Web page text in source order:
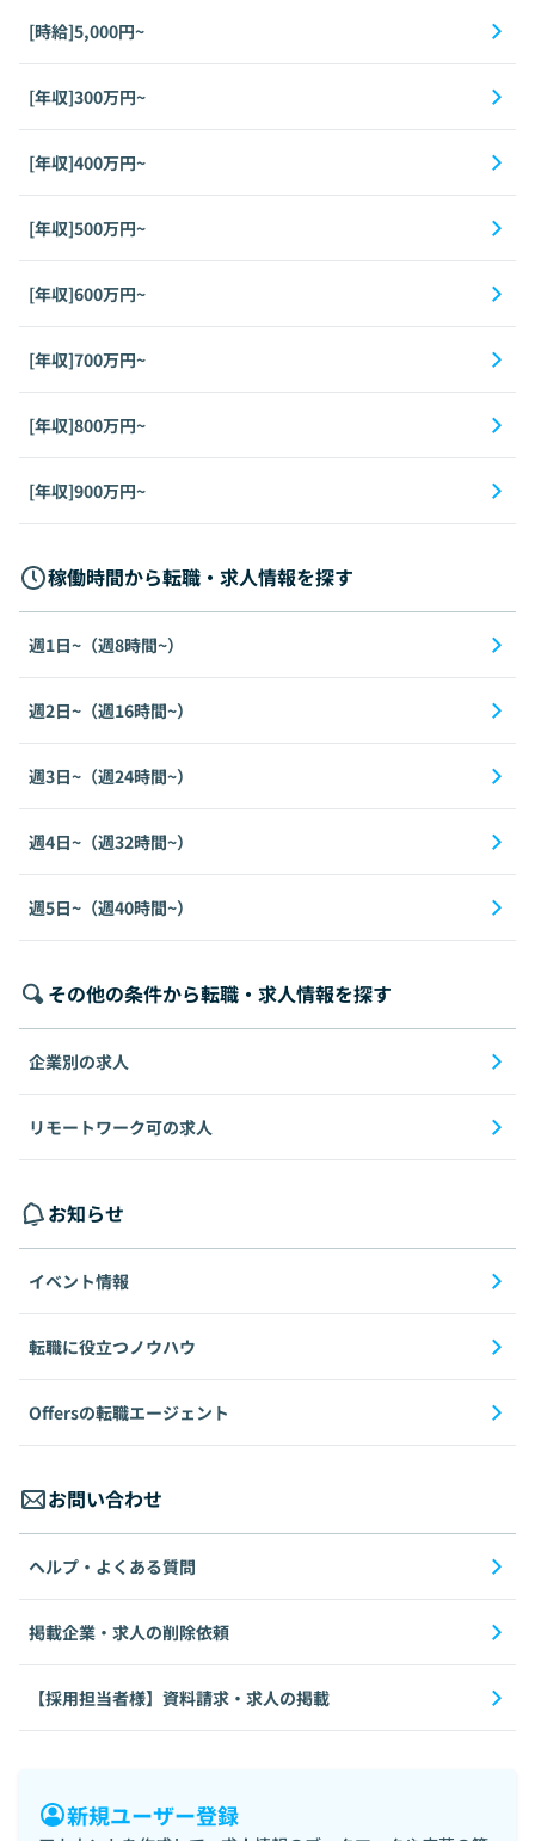
[時給]5,000円~
[年収]300万円~
[年収]400万円~
[年収]500万円~
[年収]600万円~
[年収]700万円~
[年収]800万円~
[年収]900万円~
稼働時間から転職・求人情報を探す
週1日~（週8時間~）
週2日~（週16時間~）
週3日~（週24時間~）
週4日~（週32時間~）
週5日~（週40時間~）
その他の条件から転職・求人情報を探す
企業別の求人
リモートワーク可の求人
お知らせ
イベント情報
転職に役立つノウハウ
Offersの転職エージェント
お問い合わせ
ヘルプ・よくある質問
掲載企業・求人の削除依頼
【採用担当者様】資料請求・求人の掲載
新規ユーザー登録